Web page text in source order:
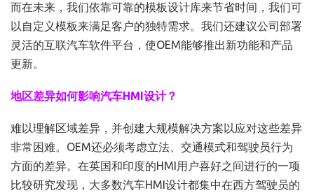
而在未来，我们依靠可靠的模板设计库来节省时间，我们可
以自定义模板来满足客户的独特需求。我们还建议公司部署
灵活的互联汽车软件平台，使OEM能够推出新功能和产品
更新。
地区差异如何影响汽车HMI设计？
难以理解区域差异，并创建大规模解决方案以应对这些差异
非常困难。OEM还必须考虑立法、交通模式和驾驶员行为
方面的差异。在英国和印度的HMI用户喜好之间进行的一项
比较研究发现，大多数汽车HMI设计都集中在西方驾驶员的